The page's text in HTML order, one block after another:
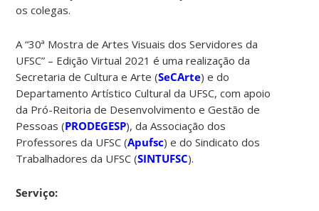
os colegas.
A “30ª Mostra de Artes Visuais dos Servidores da
UFSC” – Edição Virtual 2021 é uma realização da
Secretaria de Cultura e Arte (SeCArte) e do
Departamento Artístico Cultural da UFSC, com apoio
da Pró-Reitoria de Desenvolvimento e Gestão de
Pessoas (PRODEGESP), da Associação dos
Professores da UFSC (Apufsc) e do Sindicato dos
Trabalhadores da UFSC (SINTUFSC).
Serviço: